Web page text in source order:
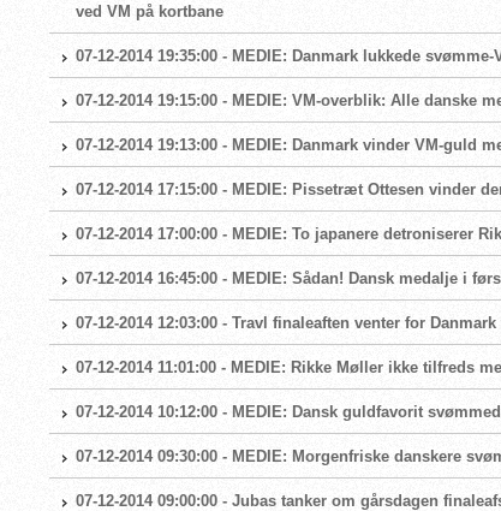
ved VM på kortbane
07-12-2014 19:35:00 - MEDIE: Danmark lukkede svømme-
07-12-2014 19:15:00 - MEDIE: VM-overblik: Alle danske
07-12-2014 19:13:00 - MEDIE: Danmark vinder VM-guld
07-12-2014 17:15:00 - MEDIE: Pissetræt Ottesen vinder
07-12-2014 17:00:00 - MEDIE: To japanere detroniserer
07-12-2014 16:45:00 - MEDIE: Sådan! Dansk medalje i
07-12-2014 12:03:00 - Travl finaleaften venter for
07-12-2014 11:01:00 - MEDIE: Rikke Møller ikke tilfreds
07-12-2014 10:12:00 - MEDIE: Dansk guldfavorit
07-12-2014 09:30:00 - MEDIE: Morgenfriske danskere
07-12-2014 09:00:00 - Jubas tanker om gårsdagen